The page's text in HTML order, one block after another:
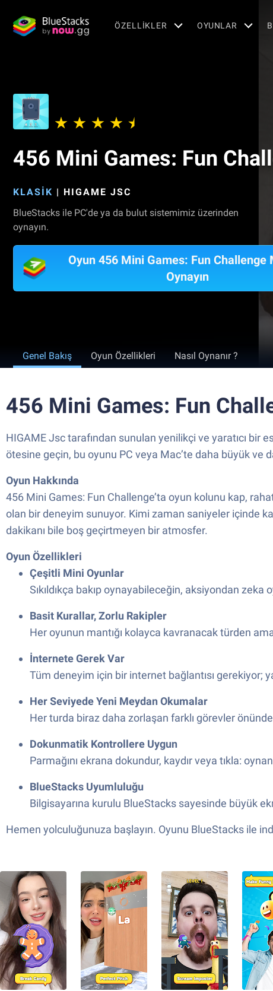
ÖZELLIKLER OYUNLAR
456 Mini Games: Fun
KLASIK | HIGAME JSC
BlueStacks ile PC'de ya da bulut sistemimiz üzerinden
oynayın.
Oyun 456 Mini Games: Fun Challenge
Oynayın
Genel Bakış Oyun Özellikleri Nasıl Oynanır ?
456 Mini Games: Fun
HIGAME Jsc tarafından sunulan yenilikçi ve yaratıcı bir
ötesine geçin, bu oyunu PC veya Mac’te daha büyük
Oyun Hakkında
456 Mini Games: Fun Challenge’ta oyun kolunu kap,
olan bir deneyim sunuyor. Kimi zaman saniyeler içinde
dakikanı bile boş geçirtmeyen bir atmosfer.
Oyun Özellikleri
Çeşitli Mini Oyunlar
Sıkıldıkça bakıp oynayabileceğin, aksiyondan
Basit Kurallar, Zorlu Rakipler
Her oyunun mantığı kolayca kavranacak türden
İnternete Gerek Var
Tüm deneyim için bir internet bağlantısı gerekiyor;
Her Seviyede Yeni Meydan Okumalar
Her turda biraz daha zorlaşan farklı görevler
Dokunmatik Kontrollere Uygun
Parmağını ekrana dokundur, kaydır veya tıkla:
BlueStacks Uyumluluğu
Bilgisayarına kurulu BlueStacks sayesinde büyük
Hemen yolculuğunuza başlayın. Oyunu BlueStacks ile